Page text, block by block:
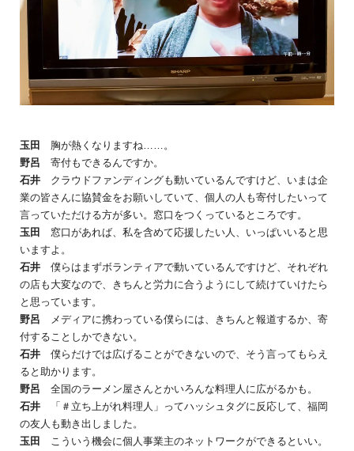
玉田
胸が熱くなりますね……。
野呂 寄付もできるんですか。
石井 クラウドファンディングも動いているんですけど、いまは企
業の皆さんに協賛金をお願いしていて、個人の人も寄付したいって
言っていただける方が多い。窓口をつくっているところです。
玉田
窓口があれば、私を含めて応援したい人、いっぱいいると思
いますよ。
石井 僕らはまずボランティアで動いているんですけど、それぞれ
の店も大変なので、きちんと労力に合うようにして続けていけたら
と思っています。
野呂 メディアに携わっている僕らには、きちんと報道するか、寄
付することしかできない。
石井 僕らだけでは広げることができないので、そう言ってもらえ
ると助かります。
野呂 全国のラーメン屋さんとかいろんな料理人に広がるかも。
石井 「＃立ち上がれ料理人」ってハッシュタグに反応して、福岡
の友人も動き出しました。
玉田
こういう機会に個人事業主のネットワークができるといい。